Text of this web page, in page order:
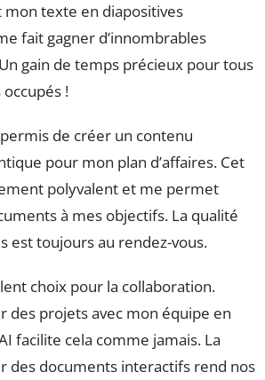
texte en diapositives
fait gagner d’innombrables
gain de temps précieux pour tous
!
permis de créer un contenu
pour mon plan d’affaires. Cet
polyvalent et me permet
à mes objectifs. La qualité
est toujours au rendez-vous.
choix pour la collaboration.
des projets avec mon équipe en
facilite cela comme jamais. La
des documents interactifs rend nos